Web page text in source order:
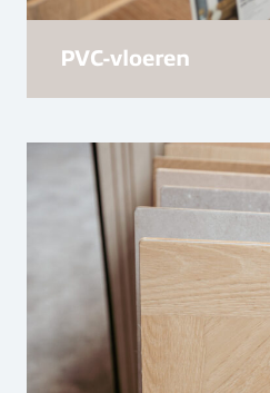
PVC-vloeren